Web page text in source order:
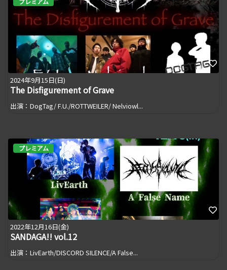
2024年9月15日(日)
The Disfigurement of Grave
出演：DogTag/ F.U./ROTTWEILER/ Nelviowl...
プレミアム
2022年12月16日(金)
SANDAGA!! vol.12
出演：LivEarth/DISCORD SILENCE/A False...